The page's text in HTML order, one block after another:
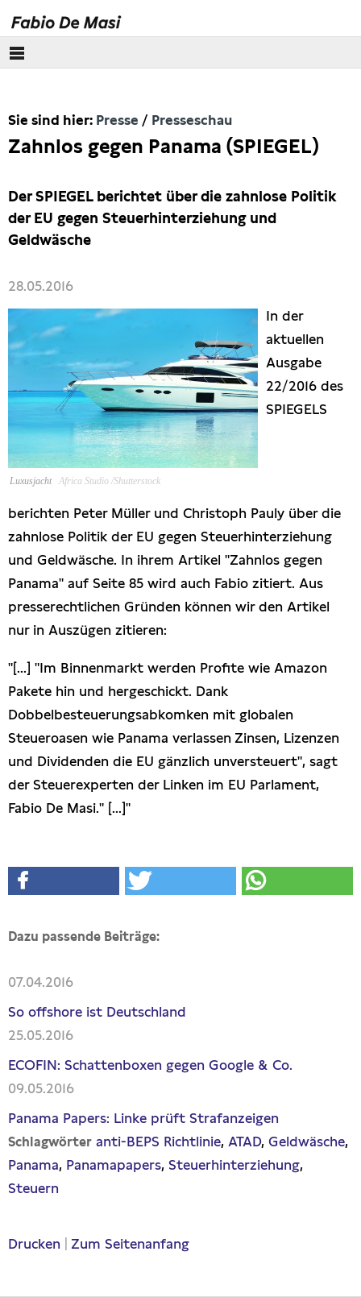
Europäisches Parlament
Presse
Pressebilder
Interviews
Artikel
Presseschau
Publikationen
Anfragen (Archivseite)
Sie sind hier: Presse Presseschau
Zahnlos gegen Panama (SPIEGEL)
Der SPIEGEL berichtet über die zahnlose Politik
der EU gegen Steuerhinterziehung und
Geldwäsche
28.05.2016
Luxusjacht Africa Studio /Shutterstock
In der
aktuellen
Ausgabe
22/2016 des
SPIEGELS
berichten Peter Müller und Christoph Pauly über die
zahnlose Politik der EU gegen Steuerhinterziehung
und Geldwäsche. In ihrem Artikel "Zahnlos gegen
Panama" auf Seite 85 wird auch Fabio zitiert. Aus
presserechtlichen Gründen können wir den Artikel
nur in Auszügen zitieren:
"[...] "Im Binnenmarkt werden Profite wie Amazon
Pakete hin und hergeschickt. Dank
Dobbelbesteuerungsabkomken mit globalen
Steueroasen wie Panama verlassen Zinsen, Lizenzen
und Dividenden die EU gänzlich unversteuert", sagt
der Steuerexperten der Linken im EU Parlament,
Fabio De Masi." [...]"
Dazu passende Beiträge:
07.04.2016
So offshore ist Deutschland
25.05.2016
ECOFIN: Schattenboxen gegen Google & Co.
09.05.2016
Panama Papers: Linke prüft Strafanzeigen
Schlagwörter anti-BEPS Richtlinie ATAD Geldwäsche
Panama Panamapapers Steuerhinterziehung
Steuern
Drucken Zum Seitenanfang